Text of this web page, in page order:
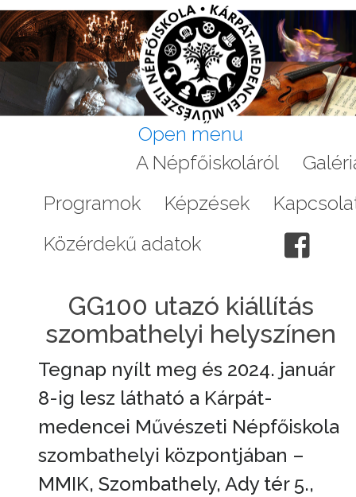
Open menu
A Népfőiskoláról
Programok
Képzések
Közérdekű adatok
GG100 utazó kiállítás
szombathelyi helyszínen
Tegnap nyílt meg és 2024. január
8-ig lesz látható a Kárpát-
medencei Művészeti Népfőiskola
szombathelyi központjában –
MMIK, Szombathely, Ady tér 5.,